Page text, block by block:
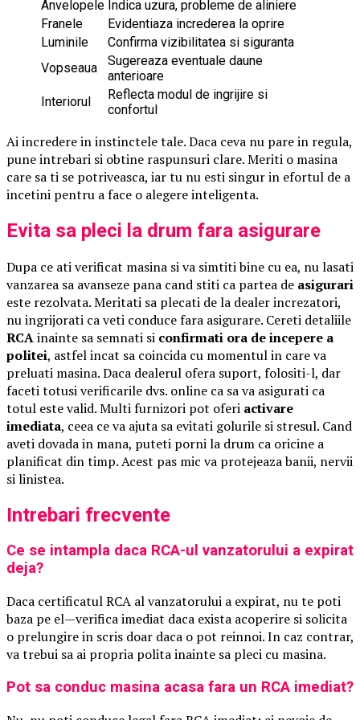
Anvelopele Indica uzura, probleme de aliniere
Franele
Evidentiaza increderea la oprire
Luminile
Confirma vizibilitatea si siguranta
Vopseaua
Sugereaza eventuale daune
anterioare
Interiorul
Reflecta modul de ingrijire si
confortul
Ai incredere in instinctele tale. Daca ceva nu pare in regula,
pune intrebari si obtine raspunsuri clare. Meriti o masina
care sa ti se potriveasca, iar tu nu esti singur in efortul de a
incetini pentru a face o alegere inteligenta.
Evita sa pleci la drum fara asigurare
Dupa ce ati verificat masina si va simtiti bine cu ea, nu lasati
vanzarea sa avanseze pana cand stiti ca partea de asigurari
este rezolvata. Meritati sa plecati de la dealer increzatori,
nu ingrijorati ca veti conduce fara asigurare. Cereti detaliile
RCAinainte sa semnati si confirmati ora de incepere a
politei, astfel incat sa coincida cu momentul in care va
preluati masina. Daca dealerul ofera suport, folositi-l, dar
faceti totusi verificarile dvs. online ca sa va asigurati ca
totul este valid. Multi furnizori pot oferi activare
imediata, ceea ce va ajuta sa evitati golurile si stresul. Cand
aveti dovada in mana, puteti porni la drum ca oricine a
planificat din timp. Acest pas mic va protejeaza banii, nervii
si linistea.
Intrebari frecvente
Ce se intampla daca RCA-ul vanzatorului a expirat
deja?
Daca certificatul RCA al vanzatorului a expirat, nu te poti
baza pe el—verifica imediat daca exista acoperire si solicita
o prelungire in scris doar daca o pot reinnoi. In caz contrar,
va trebui sa ai propria polita inainte sa pleci cu masina.
Pot sa conduc masina acasa fara un RCA imediat?